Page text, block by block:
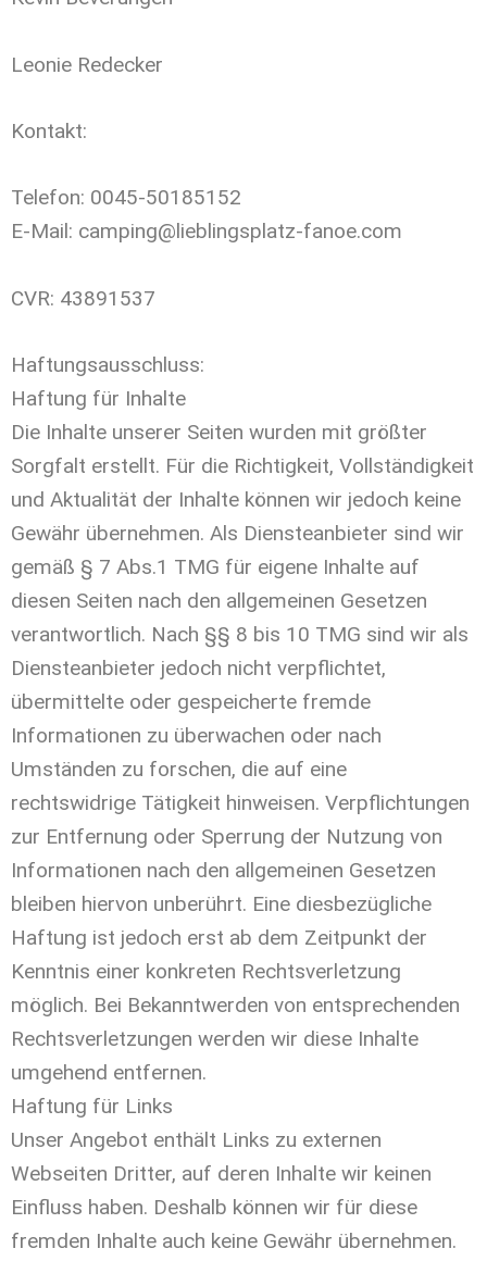
Leonie Redecker
Kontakt:
Telefon: 0045-50185152
E-Mail: camping@lieblingsplatz-fanoe.com
CVR: 43891537
Haftungsausschluss:
Haftung für Inhalte
Die Inhalte unserer Seiten wurden mit größter
Sorgfalt erstellt. Für die Richtigkeit, Vollständigkeit
und Aktualität der Inhalte können wir jedoch keine
Gewähr übernehmen. Als Diensteanbieter sind wir
gemäß § 7 Abs.1 TMG für eigene Inhalte auf
diesen Seiten nach den allgemeinen Gesetzen
verantwortlich. Nach §§ 8 bis 10 TMG sind wir als
Diensteanbieter jedoch nicht verpflichtet,
übermittelte oder gespeicherte fremde
Informationen zu überwachen oder nach
Umständen zu forschen, die auf eine
rechtswidrige Tätigkeit hinweisen. Verpflichtungen
zur Entfernung oder Sperrung der Nutzung von
Informationen nach den allgemeinen Gesetzen
bleiben hiervon unberührt. Eine diesbezügliche
Haftung ist jedoch erst ab dem Zeitpunkt der
Kenntnis einer konkreten Rechtsverletzung
möglich. Bei Bekanntwerden von entsprechenden
Rechtsverletzungen werden wir diese Inhalte
umgehend entfernen.
Haftung für Links
Unser Angebot enthält Links zu externen
Webseiten Dritter, auf deren Inhalte wir keinen
Einfluss haben. Deshalb können wir für diese
fremden Inhalte auch keine Gewähr übernehmen.